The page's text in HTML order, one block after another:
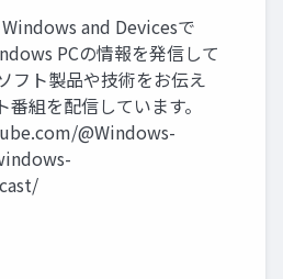
and Devicesで
PCの情報を発信して
フト製品や技術をお伝え
組を配信しています。
@Windows-